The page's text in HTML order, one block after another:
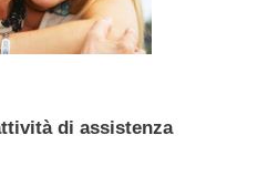
di assistenza